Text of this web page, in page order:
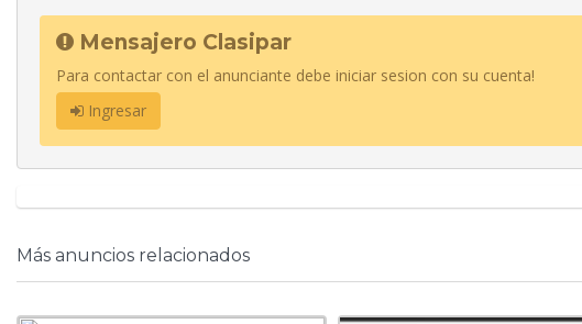
Mensajero Clasipar
Para contactar con el anunciante debe iniciar sesion con su cuenta!
Ingresar
Más anuncios relacionados